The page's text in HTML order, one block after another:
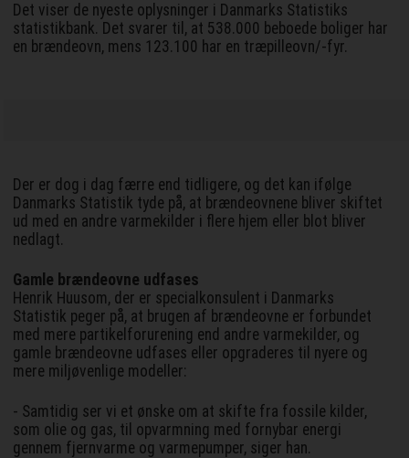
Det viser de nyeste oplysninger i Danmarks Statistiks
statistikbank. Det svarer til, at 538.000 beboede boliger har
en brændeovn, mens 123.100 har en træpilleovn/-fyr.
Der er dog i dag færre end tidligere, og det kan ifølge
Danmarks Statistik tyde på, at brændeovnene bliver skiftet
ud med en andre varmekilder i flere hjem eller blot bliver
nedlagt.
Gamle brændeovne udfases
Henrik Huusom, der er specialkonsulent i Danmarks
Statistik peger på, at brugen af brændeovne er forbundet
med mere partikelforurening end andre varmekilder, og
gamle brændeovne udfases eller opgraderes til nyere og
mere miljøvenlige modeller:
- Samtidig ser vi et ønske om at skifte fra fossile kilder,
som olie og gas, til opvarmning med fornybar energi
gennem fjernvarme og varmepumper, siger han.